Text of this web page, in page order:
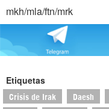
mkh/mla/ftn/mrk
Etiquetas
Crisis de Irak Daesh